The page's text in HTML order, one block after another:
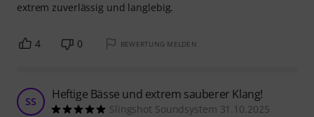
extrem zuverlässig und langlebig.
4 0 BEWERTUNG MELDEN
SS Heftige Bässe und extrem sauberer Klang!
Slingshot Soundsystem 31.10.2025